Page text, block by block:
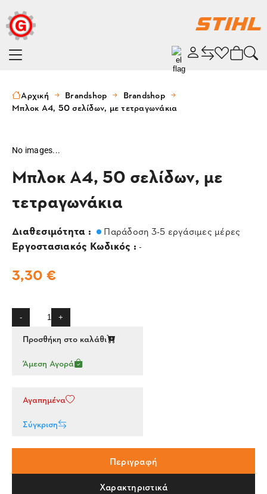
Αρχική Brandshop
Brandshop
Μπλοκ A4, 50 σελίδων, με τετραγωνάκια
No images...
Μπλοκ A4, 50 σελίδων, με
τετραγωνάκια
Διαθεσιμότητα : Παράδοση 3-5 εργάσιμες μέρες
Εργοστασιακός Κωδικός : -
3,30 €
- +
Προσθήκη στο καλάθι
Άμεση Αγορά
Αγαπημένα
Σύγκριση
Περιγραφή
Χαρακτηριστικά